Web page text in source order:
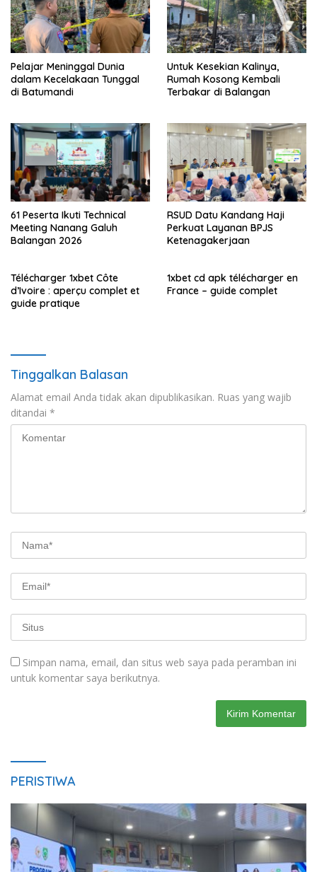
Pelajar Meninggal Dunia
dalam Kecelakaan Tunggal
di Batumandi
Untuk Kesekian Kalinya,
Rumah Kosong Kembali
Terbakar di Balangan
61 Peserta Ikuti Technical
Meeting Nanang Galuh
Balangan 2026
RSUD Datu Kandang Haji
Perkuat Layanan BPJS
Ketenagakerjaan
Télécharger 1xbet Côte
d’Ivoire : aperçu complet et
guide pratique
1xbet cd apk télécharger en
France – guide complet
Tinggalkan Balasan
Alamat email Anda tidak akan dipublikasikan. Ruas yang wajib
ditandai *
Simpan nama, email, dan situs web saya pada peramban ini
untuk komentar saya berikutnya.
PERISTIWA